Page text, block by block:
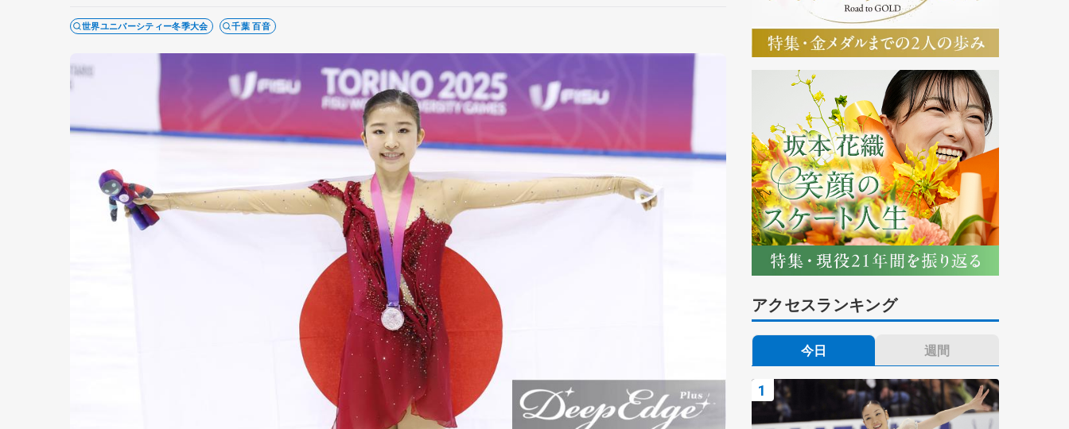
世界ユニバーシティー冬季大会 千葉 百音
アクセスランキング
今日 週間